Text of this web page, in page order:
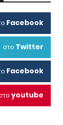
Facebook
στο Twitter
Facebook
youtube